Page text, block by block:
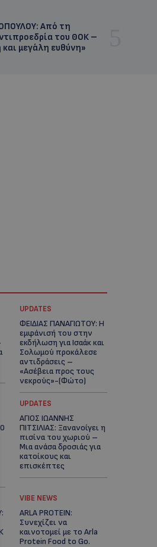
Από τη
του ΘΟΚ –
μεγάλη ευθύνη»
UPDATES
ΦΕΙΔΙΑΣ ΠΑΝΑΓΙΩΤΟΥ: Η
εμφάνισή του στην
εκδήλωση για Ισαάκ και
Σολωμού προκάλεσε
αντιδράσεις –
«Ασέβεια προς τους
νεκρούς»-(Φώτο)
UPDATES
ΑΓΙΟΣ ΙΩΑΝΝΗΣ
ΠΙΤΣΙΛΙΑΣ: Ξανανοίγει η
πισίνα του χωριού –
Μια ανάσα δροσιάς για
κατοίκους και
επισκέπτες
VIBE NEWS
ARLA PROTEIN:
Συνεχίζει να
καινοτομεί με το Arla
Protein Food to Go.